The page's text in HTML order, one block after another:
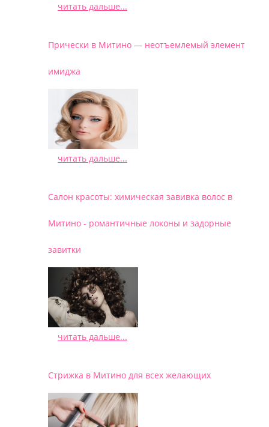
читать дальше...
Прически в Митино — неотъемлемый элемент
имиджа
читать дальше...
Салон красоты: химическая завивка волос в
Митино - романтичные локоны и задорные
завитки
читать дальше...
Стрижка в Митино для всех желающих